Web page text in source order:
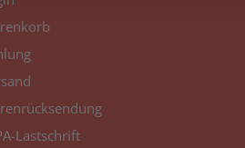
Lastschrift